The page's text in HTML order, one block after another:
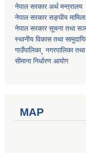
नेपाल सरकार अर्थ मन्त्रालय
नेपाल सरकार सङ्घीय
नेपाल सरकार सूचना तथा
स्थानीय विकास तथा
गाउँपालिका¸ नगरपालिका
सीमाना निर्धारण आयोग
MAP